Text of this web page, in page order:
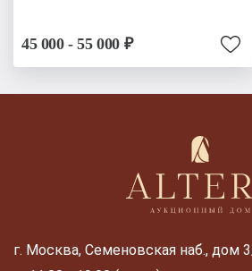
45 000 - 55 000 ₽
г. Москва, Семеновская наб., дом